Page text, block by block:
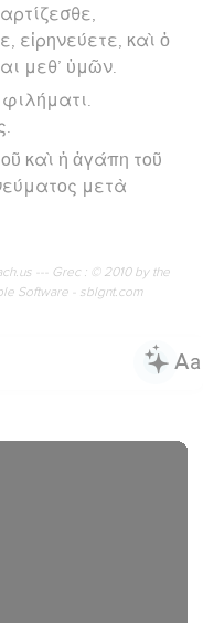
εἰρηνεύετε, καὶ ὁ
μεθ’ ὑμῶν.
καὶ ἡ ἀγάπη τοῦ
μετὰ
--- Grec : © 2010 by the
Software - sblgnt.com